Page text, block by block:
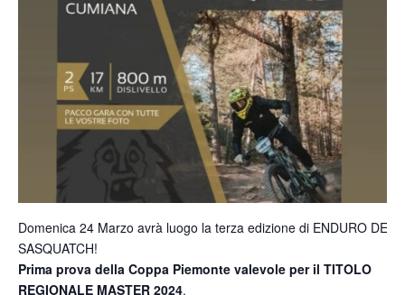
Domenica 24 Marzo avrà luogo la terza edizione di ENDURO DEL
SASQUATCH!
Prima prova della Coppa Piemonte valevole per il TITOLO
REGIONALE MASTER 2024.